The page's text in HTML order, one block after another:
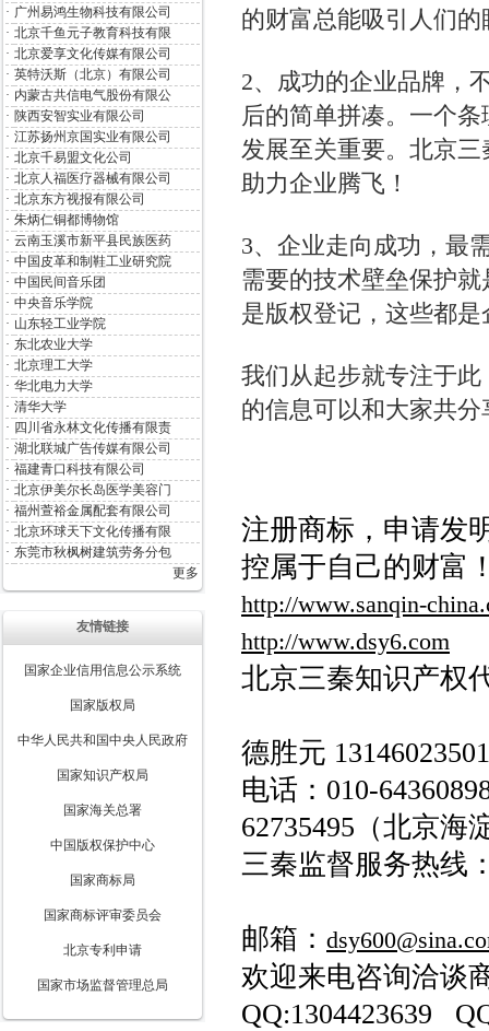
· 广州易鸿生物科技有限公司
· 北京千鱼元子教育科技有限
· 北京爱享文化传媒有限公司
· 英特沃斯（北京）有限公司
· 内蒙古共信电气股份有限公
· 陕西安智实业有限公司
· 江苏扬州京国实业有限公司
· 北京千易盟文化公司
· 北京人福医疗器械有限公司
· 北京东方视报有限公司
· 朱炳仁铜都博物馆
· 云南玉溪市新平县民族医药
· 中国皮革和制鞋工业研究院
· 中国民间音乐团
· 中央音乐学院
· 山东轻工业学院
· 东北农业大学
· 北京理工大学
· 华北电力大学
· 清华大学
· 四川省永林文化传播有限责
· 湖北联城广告传媒有限公司
· 福建青口科技有限公司
· 北京伊美尔长岛医学美容门
· 福州萱裕金属配套有限公司
· 北京环球天下文化传播有限
· 东莞市秋枫树建筑劳务分包
更多
友情链接
国家企业信用信息公示系统
国家版权局
中华人民共和国中央人民政府
国家知识产权局
国家海关总署
中国版权保护中心
国家商标局
国家商标评审委员会
北京专利申请
国家市场监督管理总局
的财富总能吸引人们的
2、成功的企业品牌，
后的简单拼凑。一个
发展至关重要。北京
助力企业腾飞！
3、企业走向成功，最
需要的技术壁垒保护
是版权登记，这些都
我们从起步就专注于
的信息可以和大家共分
注册商标，申请发
控属于自己的财富
http://www.sanqin-
http://www.dsy6.com
北京三秦知识产权
德胜元 13146023501
电话：010-
62735495 （北京海
三秦监督服务热线
邮箱：
欢迎来电咨询洽谈
QQ:1304423639